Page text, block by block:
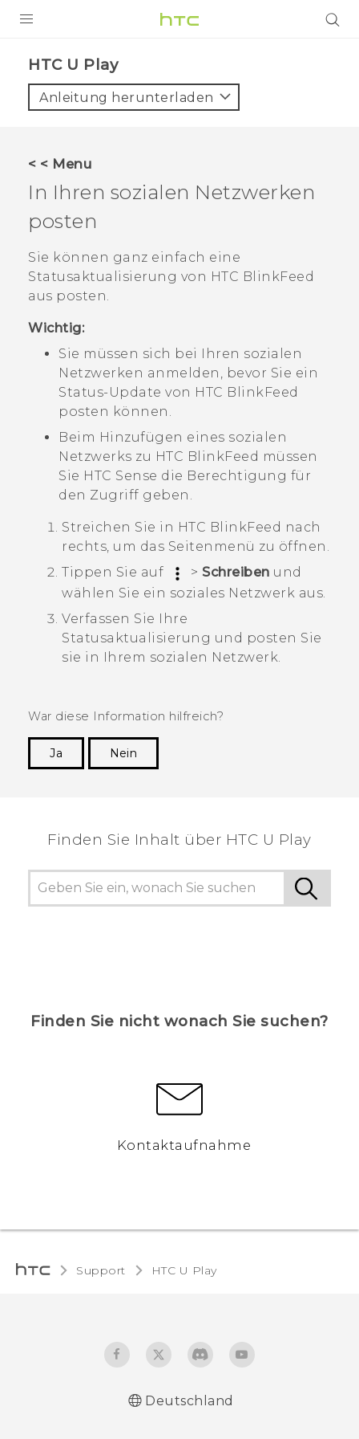
VIVE
VIVERSE
UNTERSTÜTZUNG
HTC-Geräte und Zubehör
HTC U Play‎
Anleitung herunterladen
< < Menu
In Ihren sozialen Netzwerken
posten
Sie können ganz einfach eine
Statusaktualisierung von HTC BlinkFeed
aus posten.
Wichtig:
Sie müssen sich bei Ihren sozialen
Netzwerken anmelden, bevor Sie ein
Status-Update von HTC BlinkFeed
posten können.
Beim Hinzufügen eines sozialen
Netzwerks zu HTC BlinkFeed müssen
Sie HTC Sense die Berechtigung für
den Zugriff geben.
Streichen Sie in HTC BlinkFeed nach
rechts, um das Seitenmenü zu öffnen.
Tippen Sie auf
> Schreiben und
wählen Sie ein soziales Netzwerk aus.
Verfassen Sie Ihre
Statusaktualisierung und posten Sie
sie in Ihrem sozialen Netzwerk.
War diese Information hilfreich?
Ja
Nein
Finden Sie Inhalt über‎ HTC U Play
Finden Sie nicht wonach Sie suchen?
Kontaktaufnahme
Support HTC U Play‎
Deutschland